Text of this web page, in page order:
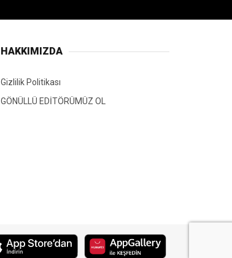
HAKKIMIZDA
Gizlilik Politikası
GÖNÜLLÜ EDİTÖRÜMÜZ OL